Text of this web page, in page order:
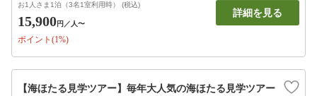
お1人さま1泊（3名1室利用時） (税込)
15,900円 ／人〜
ポイント(1%)
詳細を見る
【海ほたる見学ツアー】毎年大人気の海ほたる見学ツアー